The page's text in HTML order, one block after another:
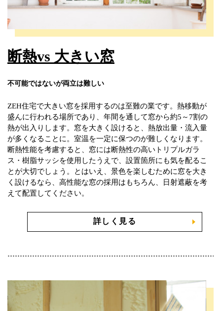
断熱vs 大きい窓
不可能ではないが両立は難しい
ZEH住宅で大きい窓を採用するのは至難の業です。熱移動が
盛んに行われる場所であり、年間を通して窓から約5～7割の
熱が出入りします。窓を大きく設けると、熱放出量・流入量
が多くなることに。室温を一定に保つのが難しくなります。
断熱性能を考慮すると、窓には断熱性の高いトリプルガラ
ス・樹脂サッシを使用したうえで、設置箇所にも気を配るこ
とが大切でしょう。とはいえ、景色を楽しむために窓を大き
く設けるなら、高性能な窓の採用はもちろん、日射遮蔽を考
えて配置してください。
詳しく見る